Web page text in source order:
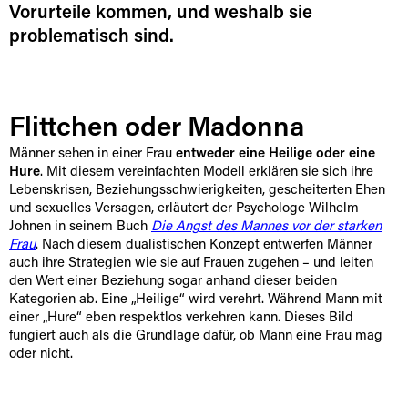
Vorurteile kommen, und weshalb sie
problematisch sind.
Flittchen oder Madonna
Männer sehen in einer Frau entweder eine Heilige oder eine
Hure. Mit diesem vereinfachten Modell erklären sie sich ihre
Lebenskrisen, Beziehungsschwierigkeiten, gescheiterten Ehen
und sexuelles Versagen, erläutert der Psychologe Wilhelm
Johnen in seinem Buch Die Angst des Mannes vor der starken
Frau. Nach diesem dualistischen Konzept entwerfen Männer
auch ihre Strategien wie sie auf Frauen zugehen – und leiten
den Wert einer Beziehung sogar anhand dieser beiden
Kategorien ab. Eine „Heilige“ wird verehrt. Während Mann mit
einer „Hure“ eben respektlos verkehren kann. Dieses Bild
fungiert auch als die Grundlage dafür, ob Mann eine Frau mag
oder nicht.